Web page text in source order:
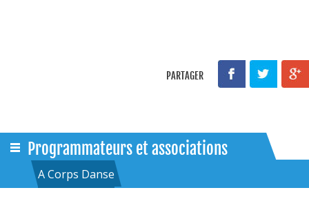
PARTAGER
Programmateurs et associations
A Corps Danse